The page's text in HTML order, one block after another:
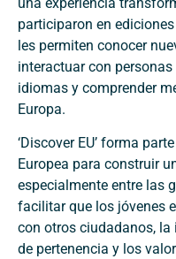
participaron en
les permiten conocer
interactuar con
idiomas y comprender
Europa.
‘Discover EU’ forma
Europea para construir
especialmente entre las
facilitar que los jóvenes
con otros ciudadanos,
de pertenencia y los